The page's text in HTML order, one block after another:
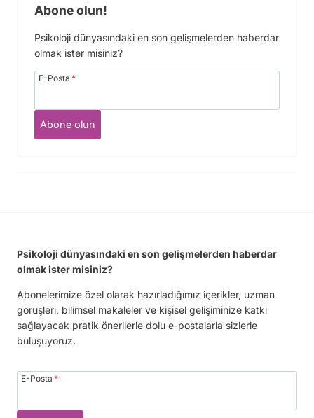
Abone olun!
Psikoloji dünyasındaki en son gelişmelerden haberdar
olmak ister misiniz?
E-Posta *
Abone olun
Psikoloji dünyasındaki en son gelişmelerden haberdar
olmak ister misiniz?
Abonelerimize özel olarak hazırladığımız içerikler, uzman
görüşleri, bilimsel makaleler ve kişisel gelişiminize katkı
sağlayacak pratik önerilerle dolu e-postalarla sizlerle
buluşuyoruz.
E-Posta *